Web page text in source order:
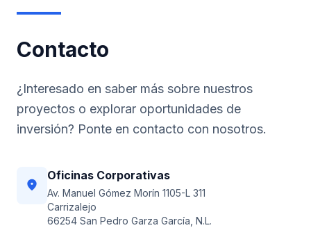
Contacto
¿Interesado en saber más sobre nuestros
proyectos o explorar oportunidades de
inversión? Ponte en contacto con nosotros.
location_on
Oficinas Corporativas
Av. Manuel Gómez Morín 1105-L 311
Carrizalejo
66254 San Pedro Garza García, N.L.